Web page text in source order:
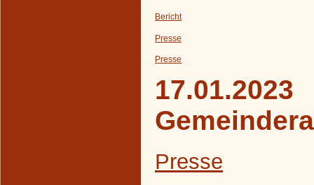
Bericht
Presse
Presse
17.01.2023
Presse